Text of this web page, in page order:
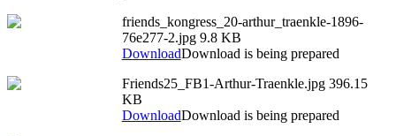
friends_kongress_20-arthur_traenkle-1896-
76e277-2.jpg 9.8 KB
DownloadDownload is being prepared
Friends25_FB1-Arthur-Traenkle.jpg 396.15
KB
DownloadDownload is being prepared